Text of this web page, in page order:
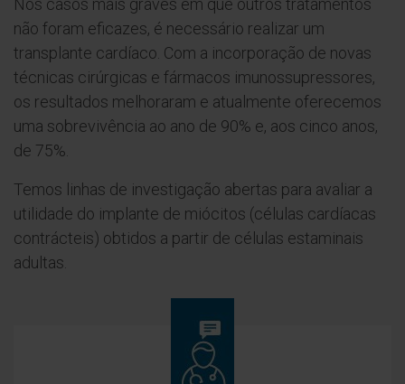
Nos casos mais graves em que outros tratamentos
não foram eficazes, é necessário realizar um
transplante cardíaco. Com a incorporação de novas
técnicas cirúrgicas e fármacos imunossupressores,
os resultados melhoraram e atualmente oferecemos
uma sobrevivência ao ano de 90% e, aos cinco anos,
de 75%.
Temos linhas de investigação abertas para avaliar a
utilidade do implante de miócitos (células cardíacas
contrácteis) obtidos a partir de células estaminais
adultas.